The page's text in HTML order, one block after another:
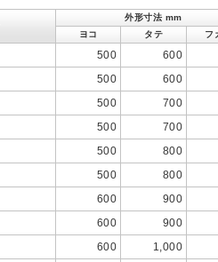
外形寸法 mm
ヨコ
タテ フ
500
600
500
600
500
700
500
700
500
800
500
800
600
900
600
900
600
1,000